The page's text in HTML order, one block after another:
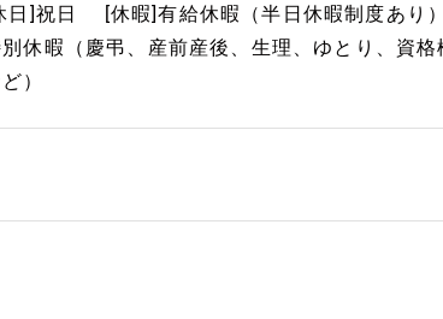
日]祝日 [休暇]有給休暇（半日休暇制度あり
休暇（慶弔、産前産後、生理、ゆとり、資
）